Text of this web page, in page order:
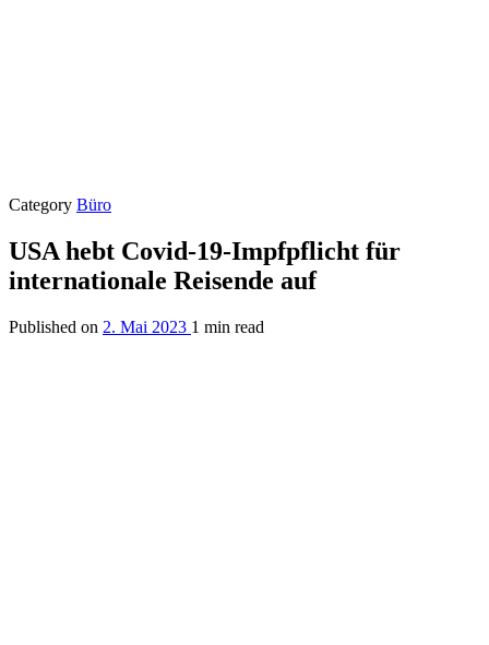
Category Büro
USA hebt Covid-19-Impfpflicht für
internationale Reisende auf
Published on 2. Mai 2023 1 min read